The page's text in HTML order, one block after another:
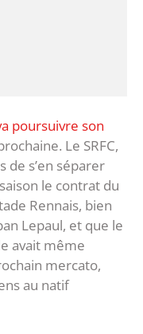
poursuivre son
Le SRFC,
de s’en séparer
le contrat du
Rennais, bien
Lepaul, et que le
avait même
mercato,
au natif